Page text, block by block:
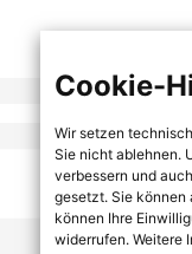
Cookie-
Wir setzen
Sie nicht ablehnen.
verbessern und
gesetzt. Sie können
können Ihre
widerrufen. Weitere